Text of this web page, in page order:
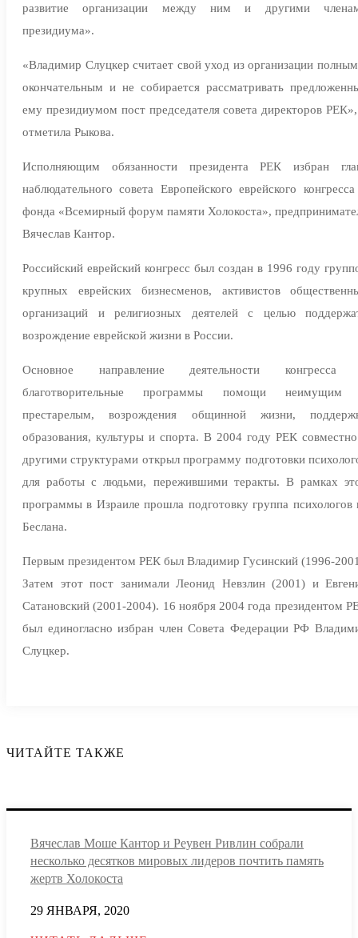
развитие организации между ним и другими
президиума».
«Владимир Слуцкер считает свой уход из организации
окончательным и не собирается рассматривать
ему президиумом пост председателя совета директоров
отметила Рыкова.
Исполняющим обязанности президента РЕК избран
наблюдательного совета Европейского еврейского
фонда «Всемирный форум памяти Холокоста»,
Вячеслав Кантор.
Российский еврейский конгресс был создан в 1996 году
крупных еврейских бизнесменов, активистов
организаций и религиозных деятелей с целью
возрождение еврейской жизни в России.
Основное направление деятельности конгресса
благотворительные программы помощи неимущим
престарелым, возрождения общинной жизни,
образования, культуры и спорта. В 2004 году РЕК
другими структурами открыл программу подготовки
для работы с людьми, пережившими теракты. В рамках
программы в Израиле прошла подготовку группа психологов
Беслана.
Первым президентом РЕК был Владимир Гусинский (1996-
Затем этот пост занимали Леонид Невзлин (2001) и
Сатановский (2001-2004). 16 ноября 2004 года президентом
был единогласно избран член Совета Федерации РФ
Слуцкер.
ЧИТАЙТЕ ТАКЖЕ
Вячеслав Моше Кантор и Реувен Ривлин собрали
несколько десятков мировых лидеров почтить память
жертв Холокоста
29 ЯНВАРЯ, 2020